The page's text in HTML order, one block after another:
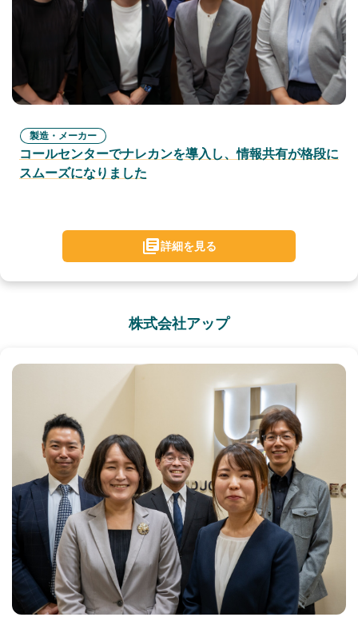
製造・メーカー
コールセンターでナレカンを導入し、情報共有が格段に
スムーズになりました
詳細を見る
株式会社アップ